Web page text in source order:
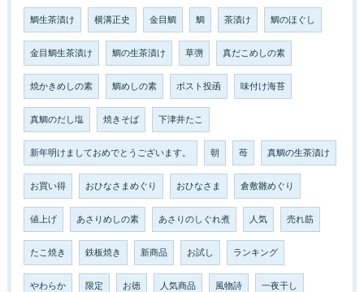
鯛生茶漬け 横溝正史 金目鯛 鯛 茶漬け 鯛のほぐし
金目鯛生茶漬け 鯛の生茶漬け 草彅 真だこめしの素
焼かきめしの素 鯛めしの素 ポスト投函 味付け海苔
真鯛のだし塩 焼きそば 下津井たこ
新年明けましておめでとうございます。 朝 苺 真鯛の生茶漬け
お買い得 おひなさまめぐり おひなさま 倉敷雛めぐり
値上げ あさりめしの素 あさりのしぐれ煮 人気 売れ筋
たこ焼き 鉄板焼き 新商品 お試し ランキング
やわらか 限定 お徳 人気商品 風物詩 一夜干し